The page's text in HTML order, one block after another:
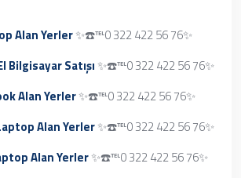
Alan Yerler✨☎️℡0 322 422 56 76✨
Bilgisayar Satışı✨☎️℡0 322 422 56 76✨
Alan Yerler✨☎️℡0 322 422 56 76✨
Alan Yerler✨☎️℡0 322 422 56 76✨
Alan Yerler✨☎️℡0 322 422 56 76✨